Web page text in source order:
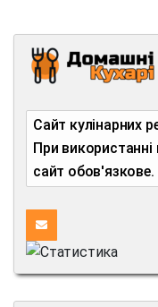
Сайт кулінарних
При використанні
сайт обов'язкове.